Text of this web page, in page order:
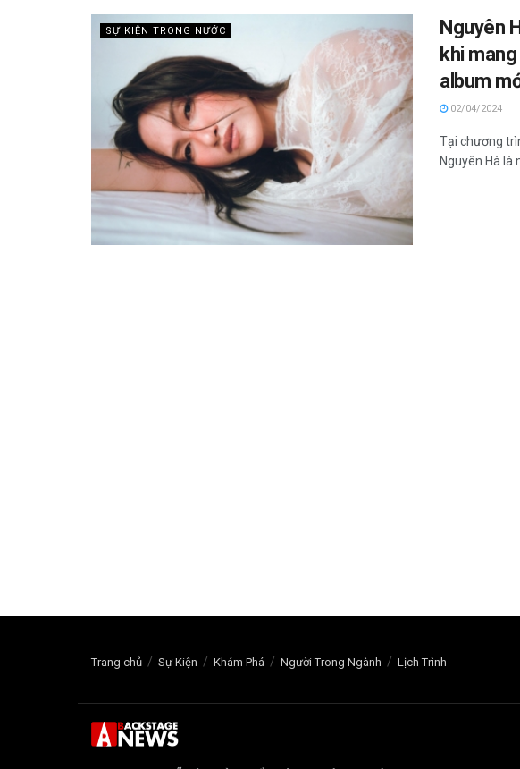
SỰ KIỆN TRONG NƯỚC
Nguyên
khi
album
02/04/2024
Tại chương
Nguyên Hà là
Trang chủ Sự Kiện Khám Phá Người Trong Ngành Lịch Trình